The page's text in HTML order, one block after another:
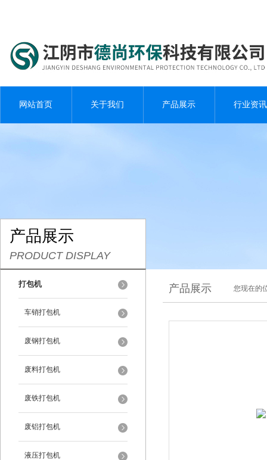
网站首页 关于我们 产品展示 行业资讯
产品展示
PRODUCT DISPLAY
打包机
车销打包机
废钢打包机
废料打包机
废铁打包机
废铝打包机
液压打包机
产品展示 您现在的